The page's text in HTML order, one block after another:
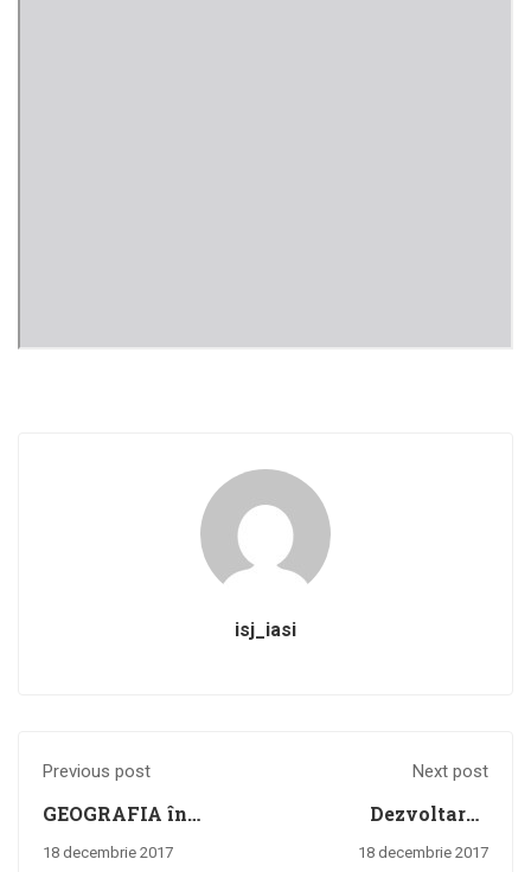
isj_iasi
Previous post
GEOGRAFIA în
cadrul examenului
18 decembrie 2017
Next post
Dezvoltarea
inteligențelor
18 decembrie 2017